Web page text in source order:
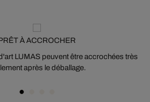
À ACCROCHER
LUMAS peuvent être accrochées très
après le déballage.